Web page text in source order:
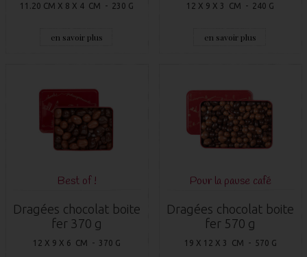
11.20 CM X 8 X 4 CM - 230 G
en savoir plus
12 X 9 X 3 CM - 240 G
en savoir plus
Best of !
Dragées chocolat boite
fer 370 g
12 X 9 X 6 CM - 370 G
Pour la pause café
Dragées chocolat boite
fer 570 g
19 X 12 X 3 CM - 570 G